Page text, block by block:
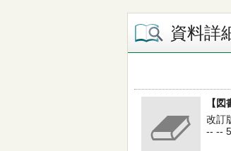
資料詳
【
改訂
-- --